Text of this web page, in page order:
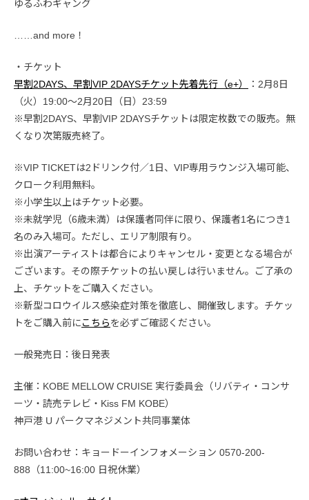
ゆるふわギャング
……and more！
・チケット
早割2DAYS、早割VIP 2DAYSチケット先着先行（e+）
：2月8日
（火）19:00〜2月20日（日）23:59
※早割2DAYS、早割VIP 2DAYSチケットは限定枚数での販売。無
くなり次第販売終了。
※VIP TICKETは2ドリンク付／1日、VIP専用ラウンジ入場可能、
クローク利用無料。
※小学生以上はチケット必要。
※未就学児（6歳未満）は保護者同伴に限り、保護者1名につき1
名のみ入場可。ただし、エリア制限有り。
※出演アーティストは都合によりキャンセル・変更となる場合が
ございます。その際チケットの払い戻しは行いません。ご了承の
上、チケットをご購入ください。
※新型コロウイルス感染症対策を徹底し、開催致します。チケッ
トをご購入前にこちらを必ずご確認ください。
一般発売日：後日発表
主催：KOBE MELLOW CRUISE 実行委員会（リバティ・コンサ
ーツ・読売テレビ・Kiss FM KOBE）
神戸港 U パークマネジメント共同事業体
お問い合わせ：キョードーインフォメーション 0570-200-
888（11:00~16:00 日祝休業）